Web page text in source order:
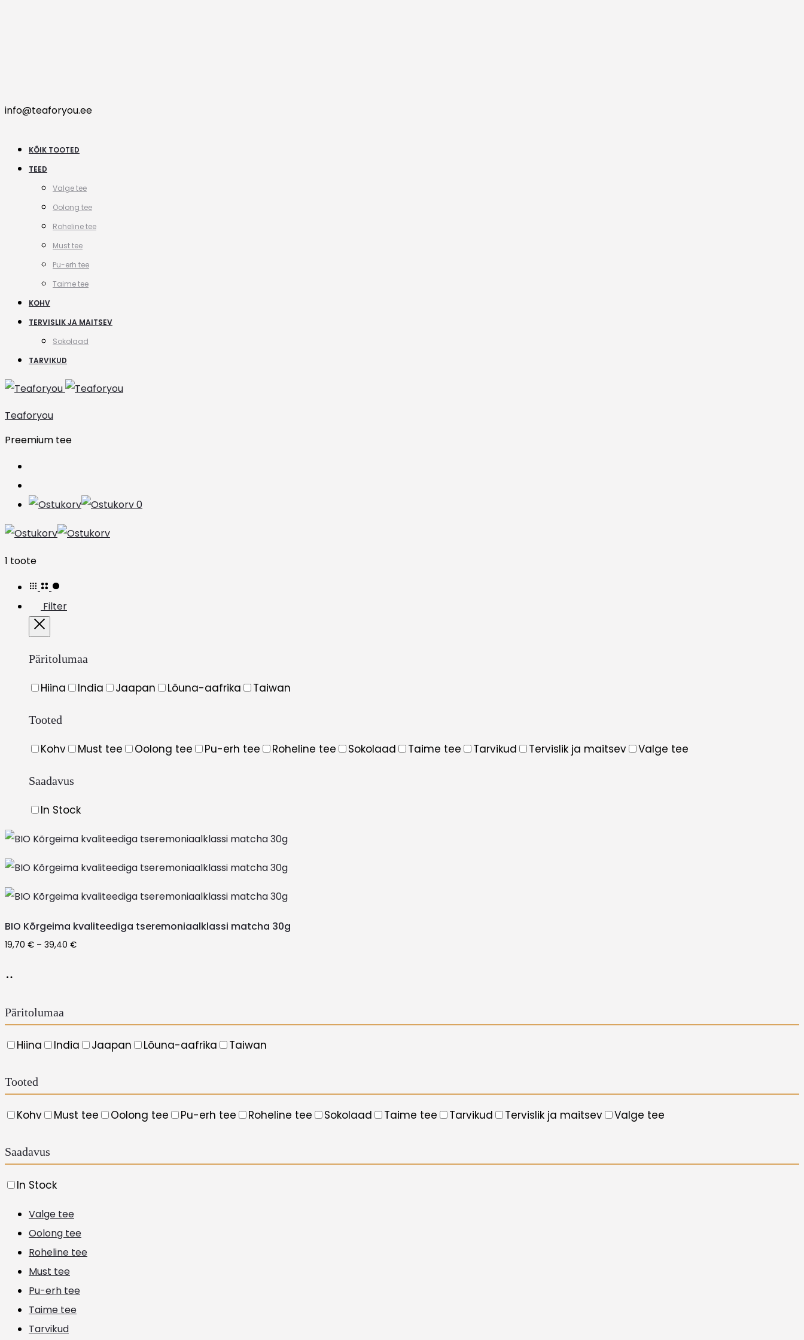
info@teaforyou.ee
KÕIK TOOTED
TEED
Valge tee
Oolong tee
Roheline tee
Must tee
Pu-erh tee
Taime tee
KOHV
TERVISLIK JA MAITSEV
Sokolaad
TARVIKUD
Teaforyou
Preemium tee
0
1 tooteNäitan
tulemust
Filter
Päritolumaa
Hiina India Jaapan Lõuna-aafrika Taiwan
Tooted
Kohv Must tee Oolong tee Pu-erh tee Roheline tee Sokolaad Taime tee Tarvikud Tervislik ja maitsev Valge tee
Saadavus
In Stock
BIO Kõrgeima kvaliteediga tseremoniaalklassi matcha 30g
19,70 € – 39,40 €Price
multiple
variants.
options
be
on
page
Päritolumaa
Hiina India Jaapan Lõuna-aafrika Taiwan
Tooted
Kohv Must tee Oolong tee Pu-erh tee Roheline tee Sokolaad Taime tee Tarvikud Tervislik ja maitsev Valge tee
Saadavus
In Stock
Valge tee
Oolong tee
Roheline tee
Must tee
Pu-erh tee
Taime tee
Tarvikud